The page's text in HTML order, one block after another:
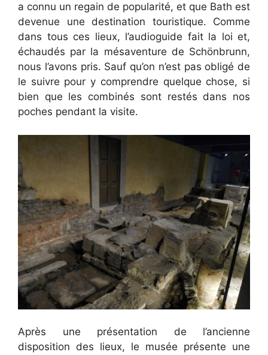
a connu un regain de popularité, et que Bath est
devenue une destination touristique. Comme
dans tous ces lieux, l’audioguide fait la loi et,
échaudés par la mésaventure de Schönbrunn,
nous l’avons pris. Sauf qu’on n’est pas obligé de
le suivre pour y comprendre quelque chose, si
bien que les combinés sont restés dans nos
poches pendant la visite.
Après une présentation de l’ancienne
disposition des lieux, le musée présente une